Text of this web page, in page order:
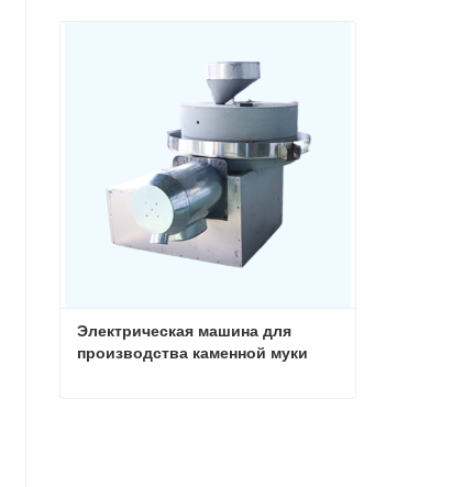
Связаться сейчас
Электрическая машина для
производства каменной муки